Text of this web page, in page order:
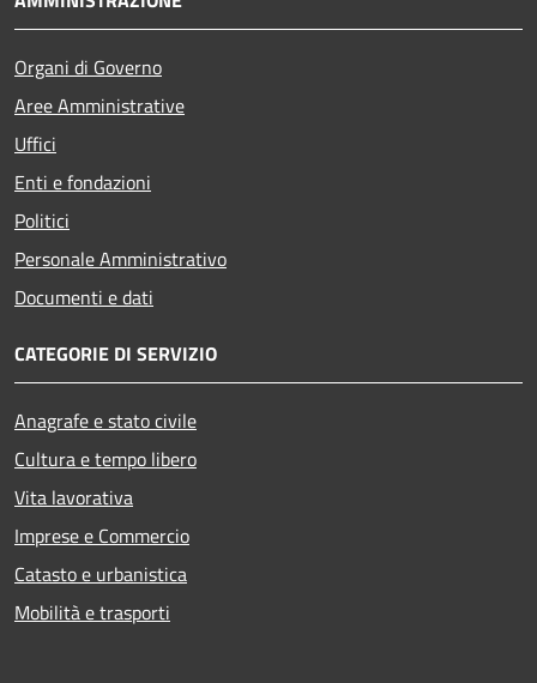
Organi di Governo
Aree Amministrative
Uffici
Enti e fondazioni
Politici
Personale Amministrativo
Documenti e dati
CATEGORIE DI SERVIZIO
Anagrafe e stato civile
Cultura e tempo libero
Vita lavorativa
Imprese e Commercio
Catasto e urbanistica
Mobilità e trasporti